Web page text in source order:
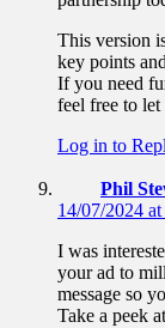
This version
key points
If you need
feel free to
Log in to
Phil
14/07/2024
I was
your ad to
message so
Take a peek